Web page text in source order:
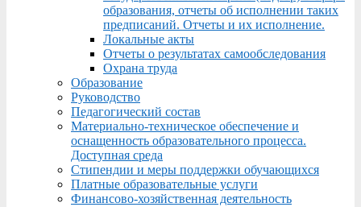
образования, отчеты об исполнении таких
предписаний. Отчеты и их исполнение.
Локальные акты
Отчеты о результатах самообследования
Охрана труда
Образование
Руководство
Педагогический состав
Материально-техническое обеспечение и
оснащенность образовательного процесса.
Доступная среда
Стипендии и меры поддержки обучающихся
Платные образовательные услуги
Финансово-хозяйственная деятельность